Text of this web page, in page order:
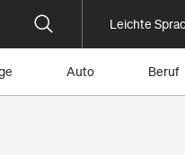
Leichte
Auto Beruf